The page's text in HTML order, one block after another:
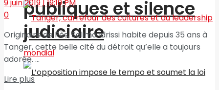
publiques et silence
judiciaire
9 juin 2019 | 19:19 PM
0
Originaire de Fès, Salima Idrissi habite depuis 35 ans à
Tanger, cette belle cité du détroit qu’elle a toujours
adorée. ...
Lire plus